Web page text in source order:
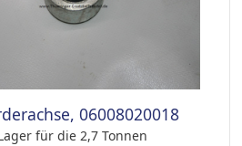
06008020018
für die 2,7 Tonnen